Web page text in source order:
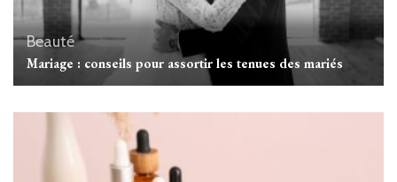
Beauté
Mariage : conseils pour assortir les tenues des mariés